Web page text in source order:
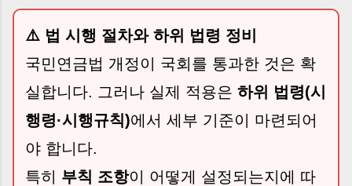
⚠️ 법 시행 절차와 하위 법령 정비
국민연금법 개정이 국회를 통과한 것은 확
실합니다. 그러나 실제 적용은 하위 법령(시
행령·시행규칙)에서 세부 기준이 마련되어
야 합니다.
특히 부칙 조항이 어떻게 설정되는지에 따